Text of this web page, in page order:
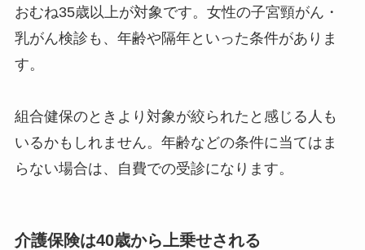
おむね35歳以上が対象です。女性の子宮頸がん・
乳がん検診も、年齢や隔年といった条件がありま
す。
組合健保のときより対象が絞られたと感じる人も
いるかもしれません。年齢などの条件に当てはま
らない場合は、自費での受診になります。
介護保険は40歳から上乗せされる